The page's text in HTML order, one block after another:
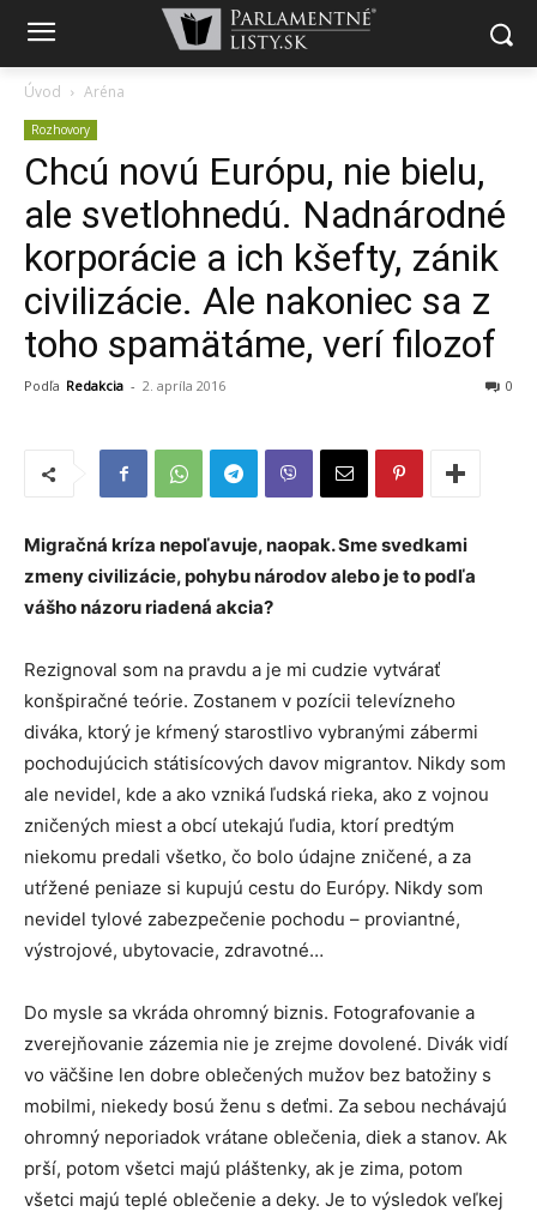
Úvod Aréna
Rozhovory
Chcú novú Európu, nie bielu,
ale svetlohnedú. Nadnárodné
korporácie a ich kšefty, zánik
civilizácie. Ale nakoniec sa z
toho spamätáme, verí filozof
Podľa Redakcia - 2. apríla 2016 0
Migračná kríza nepoľavuje, naopak. Sme svedkami
zmeny civilizácie, pohybu národov alebo je to podľa
vášho názoru riadená akcia?
Rezignoval som na pravdu a je mi cudzie vytvárať
konšpiračné teórie. Zostanem v pozícii televízneho
diváka, ktorý je kŕmený starostlivo vybranými zábermi
pochodujúcich státisícových davov migrantov. Nikdy som
ale nevidel, kde a ako vzniká ľudská rieka, ako z vojnou
zničených miest a obcí utekajú ľudia, ktorí predtým
niekomu predali všetko, čo bolo údajne zničené, a za
utŕžené peniaze si kupujú cestu do Európy. Nikdy som
nevidel tylové zabezpečenie pochodu – proviantné,
výstrojové, ubytovacie, zdravotné…
Do mysle sa vkráda ohromný biznis. Fotografovanie a
zverejňovanie zázemia nie je zrejme dovolené. Divák vidí
vo väčšine len dobre oblečených mužov bez batožiny s
mobilmi, niekedy bosú ženu s deťmi. Za sebou nechávajú
ohromný neporiadok vrátane oblečenia, diek a stanov. Ak
prší, potom všetci majú pláštenky, ak je zima, potom
všetci majú teplé oblečenie a deky. Je to výsledok veľkej